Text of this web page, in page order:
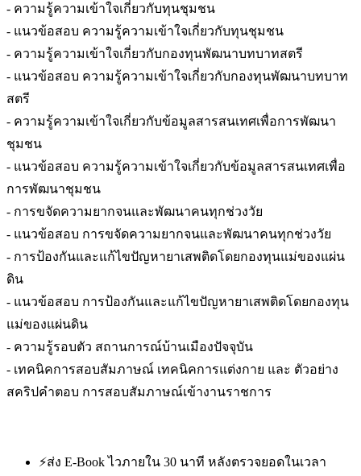
- ความรู้ความเข้าใจเกี่ยวกับทุนชุมชน
- แนวข้อสอบ ความรู้ความเข้าใจเกี่ยวกับทุนชุมชน
- ความรู้ความเข้าใจเกี่ยวกับกองทุนพัฒนาบทบาทสตรี
- แนวข้อสอบ ความรู้ความเข้าใจเกี่ยวกับกองทุนพัฒนาบทบาท
สตรี
- ความรู้ความเข้าใจเกี่ยวกับข้อมูลสารสนเทศเพื่อการพัฒนา
ชุมชน
- แนวข้อสอบ ความรู้ความเข้าใจเกี่ยวกับข้อมูลสารสนเทศเพื่อ
การพัฒนาชุมชน
- การขจัดความยากจนและพัฒนาคนทุกช่วงวัย
- แนวข้อสอบ การขจัดความยากจนและพัฒนาคนทุกช่วงวัย
- การป้องกันและแก้ไขปัญหายาเสพติดโดยกองทุนแม่ของแผ่น
ดิน
- แนวข้อสอบ การป้องกันและแก้ไขปัญหายาเสพติดโดยกองทุน
แม่ของแผ่นดิน
- ความรู้รอบตัว สถานการณ์บ้านเมืองปัจจุบัน
- เทคนิคการสอบสัมภาษณ์ เทคนิคการแต่งกาย และ ตัวอย่าง
สคริปคำตอบ การสอบสัมภาษณ์เข้างานราชการ
⚡ส่ง E-Book ไวภายใน 30 นาที หลังตรวจยอดในเวลา